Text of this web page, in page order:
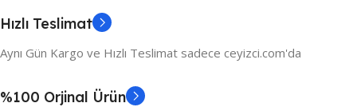
Hızlı Teslimat
Aynı Gün Kargo ve Hızlı Teslimat sadece ceyizci.com'da
%100 Orjinal Ürün